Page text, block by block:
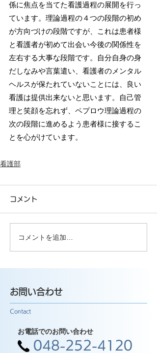
係に焦点を当てた看護過程の展開を行っ
ています。理論過程の４つの段階の初め
が方向づけの段階ですが、これは患者様
と看護者が初めて出会い今後の関係性を
左右する大事な段階です。自分自身の身
だしなみや言葉遣い、看護者のメンタル
ヘルスが保たれていないことには、良い
看護は提供出来ないと思います。自己管
理と笑顔を忘れず、ペプロウ理論過程の
次の段階に進めるよう患者様に接するこ
とを心がけています。
看護部
コメント
コメントを追加…
お問い合わせ
Contact
お電話でのお問い合わせ
048-252-4120